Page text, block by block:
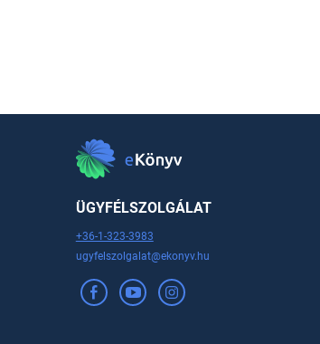
ÜGYFÉLSZOLGÁLAT
+36-1-323-3983
ugyfelszolgalat@ekonyv.hu